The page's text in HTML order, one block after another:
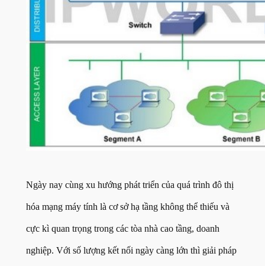
Ngày nay cùng xu hướng phát triển của quá trình đô thị
hóa mạng máy tính là cơ sở hạ tầng không thể thiếu và
cực kì quan trọng trong các tòa nhà cao tầng, doanh
nghiệp. Với số lượng kết nối ngày càng lớn thì giải pháp